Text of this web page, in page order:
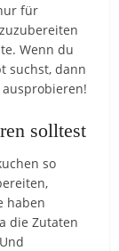
für
Wenn du
suchst, dann
solltest
so
haben
die Zutaten